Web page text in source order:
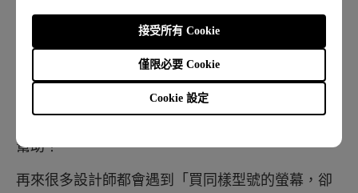
Cookie 設定
僅限必要 Cookie
接受所有 Cookie
PD3220U 在 OSD 選單裡也可以選擇不同的色域空
間，例如 sRGB、Adobe RGB、Display P3、影像設
計用的 REC.709 甚至有 HDR10 的支援！比較少看
到有 HDR 支援的螢幕，但 PD3220U 可以直接預覽
幫助！
再來很多設計師都會遇到「買同樣型號的螢幕，卻